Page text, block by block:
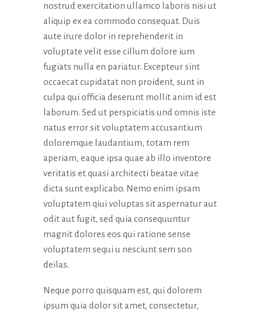
nostrud exercitation ullamco laboris nisi ut
aliquip ex ea commodo consequat. Duis
aute irure dolor in reprehenderit in
voluptate velit esse cillum dolore ium
fugiats nulla en pariatur. Excepteur sint
occaecat cupidatat non proident, sunt in
culpa qui officia deserunt mollit anim id est
laborum. Sed ut perspiciatis und omnis iste
natus error sit voluptatem accusantium
doloremque laudantium, totam rem
aperiam, eaque ipsa quae ab illo inventore
veritatis et quasi architecti beatae vitae
dicta sunt explicabo. Nemo enim ipsam
voluptatem qiui voluptas sit aspernatur aut
odit aut fugit, sed quia consequuntur
magnit dolores eos qui ratione sense
voluptatem sequi u nesciunt sem son
deilas.
Neque porro quisquam est, qui dolorem
ipsum quia dolor sit amet, consectetur,